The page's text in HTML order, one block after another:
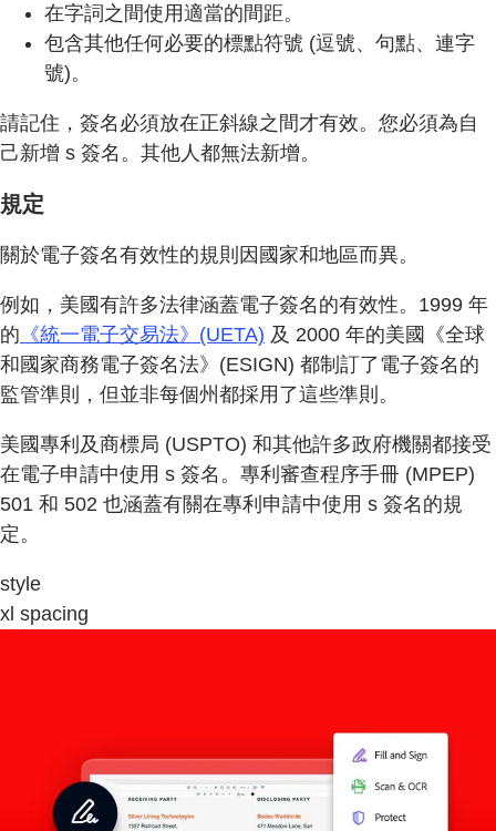
在字詞之間使用適當的間距。
包含其他任何必要的標點符號 (逗號、句點、連字
號)。
請記住，簽名必須放在正斜線之間才有效。您必須為自
己新增 s 簽名。其他人都無法新增。
規定
關於電子簽名有效性的規則因國家和地區而異。
例如，美國有許多法律涵蓋電子簽名的有效性。1999 年
的 《統一電子交易法》(UETA) 及 2000 年的美國《全球
和國家商務電子簽名法》(ESIGN) 都制訂了電子簽名的
監管準則，但並非每個州都採用了這些準則。
美國專利及商標局 (USPTO) 和其他許多政府機關都接受
在電子申請中使用 s 簽名。專利審查程序手冊 (MPEP)
501 和 502 也涵蓋有關在專利申請中使用 s 簽名的規
定。
style
xl spacing